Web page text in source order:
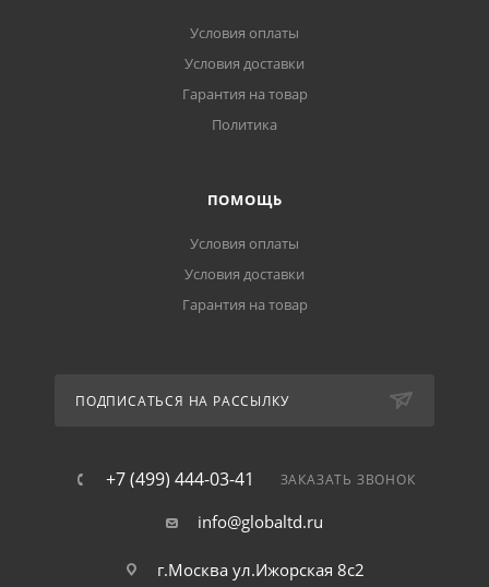
Условия оплаты
Условия доставки
Гарантия на товар
Политика
ПОМОЩЬ
Условия оплаты
Условия доставки
Гарантия на товар
ПОДПИСАТЬСЯ НА РАССЫЛКУ
+7 (499) 444-03-41 ЗАКАЗАТЬ ЗВОНОК
info@globaltd.ru
г.Москва ул.Ижорская 8с2